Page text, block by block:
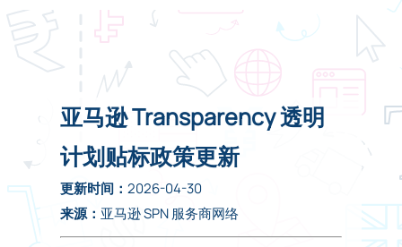
亚马逊 Transparency 透明
计划贴标政策更新
更新时间：2026-04-30
来源： 亚马逊 SPN 服务商网络